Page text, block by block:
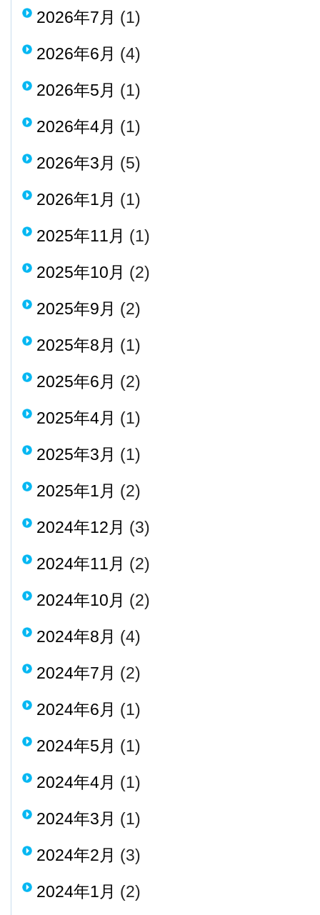
2026年7月 (1)
2026年6月 (4)
2026年5月 (1)
2026年4月 (1)
2026年3月 (5)
2026年1月 (1)
2025年11月 (1)
2025年10月 (2)
2025年9月 (2)
2025年8月 (1)
2025年6月 (2)
2025年4月 (1)
2025年3月 (1)
2025年1月 (2)
2024年12月 (3)
2024年11月 (2)
2024年10月 (2)
2024年8月 (4)
2024年7月 (2)
2024年6月 (1)
2024年5月 (1)
2024年4月 (1)
2024年3月 (1)
2024年2月 (3)
2024年1月 (2)